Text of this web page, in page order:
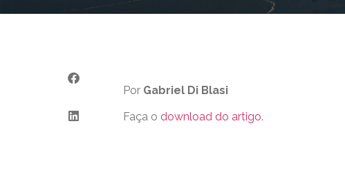
Por Gabriel Di Blasi
Faça o download do artigo.